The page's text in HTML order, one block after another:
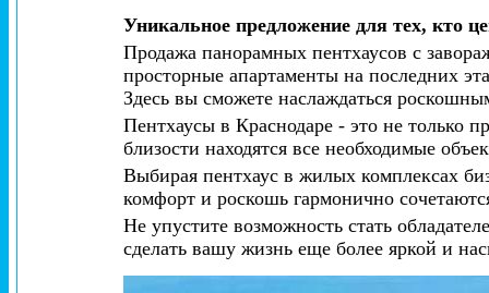
Уникальное предложение для тех, кто
Продажа панорамных пентхаусов с
просторные апартаменты на последних
Здесь вы сможете наслаждаться
Пентхаусы в Краснодаре - это не только
близости находятся все необходимые
Выбирая пентхаус в жилых комплексах
комфорт и роскошь гармонично
Не упустите возможность стать
сделать вашу жизнь еще более яркой и